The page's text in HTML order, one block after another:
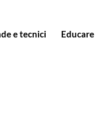
e tecnici Educare